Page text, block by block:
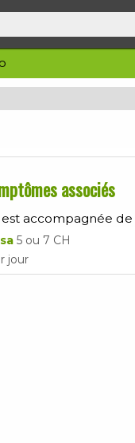
associés
accompagnée
5 ou 7 CH
jour